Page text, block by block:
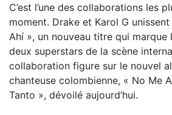
C’est l’une des collaborations les
moment. Drake et Karol G
Ahí », un nouveau titre qui
deux superstars de la scène
collaboration figure sur le nouvel
chanteuse colombienne, « No Me
Tanto », dévoilé aujourd’hui.